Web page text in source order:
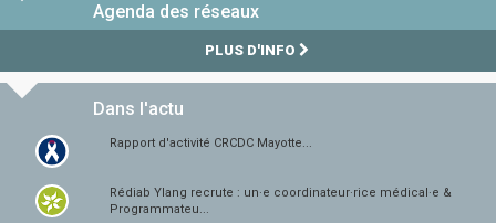
Agenda des réseaux
PLUS D'INFO
Dans l'actu
Rapport d'activité CRCDC Mayotte...
Rédiab Ylang recrute : un·e coordinateur·rice médical·e &
Programmateu...